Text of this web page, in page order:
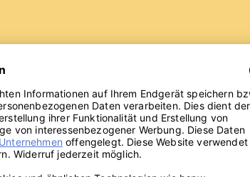
die die nächtliche Ruhe und Erholung